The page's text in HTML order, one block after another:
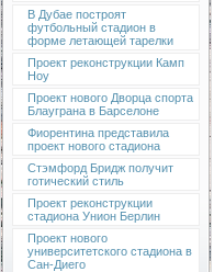
В Дубае построят
футбольный стадион в
форме летающей тарелки
Проект реконструкции Камп
Ноу
Проект нового Дворца спорта
Блауграна в Барселоне
Фиорентина представила
проект нового стадиона
Стэмфорд Бридж получит
готический стиль
Проект реконструкции
стадиона Унион Берлин
Проект нового
университетского стадиона в
Сан-Диего